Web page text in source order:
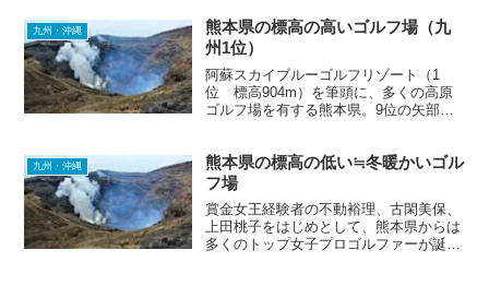
ェニックスカントリーク...
九州・沖縄
熊本県の標高の高いゴルフ場（九
州1位）
阿蘇スカイブルーゴルフリゾート（1
位 標高904m）を筆頭に、多くの高原
ゴルフ場を有する熊本県。9位の矢部サ
周辺に8個、「菊池渓谷」周辺に2個とな
っています。⇒ 宿泊ゴ...
九州・沖縄
熊本県の標高の低い≒冬暖かいゴル
フ場
賞金女王経験者の不動裕理、古閑美保、
上田桃子をはじめとして、熊本県からは
多くのトップ女子プロゴルファーが誕生